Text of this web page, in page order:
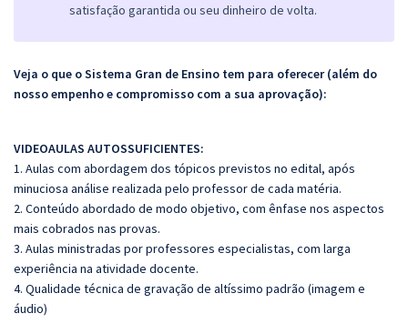
satisfação garantida ou seu dinheiro de volta.
Veja o que o Sistema Gran de Ensino tem para oferecer (além do
nosso empenho e compromisso com a sua aprovação):
VIDEOAULAS AUTOSSUFICIENTES:
1. Aulas com abordagem dos tópicos previstos no edital, após
minuciosa análise realizada pelo professor de cada matéria.
2. Conteúdo abordado de modo objetivo, com ênfase nos aspectos
mais cobrados nas provas.
3. Aulas ministradas por professores especialistas, com larga
experiência na atividade docente.
4. Qualidade técnica de gravação de altíssimo padrão (imagem e
áudio)